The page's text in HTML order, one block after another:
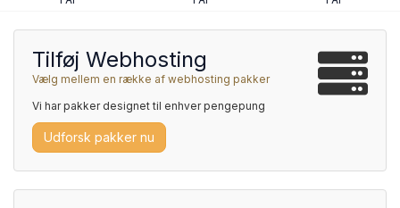
Tilføj Webhosting
Vælg mellem en række af webhosting pakker
Vi har pakker designet til enhver pengepung
Udforsk pakker nu